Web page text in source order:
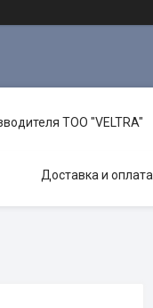
TOO "VELTRA"
Доставка и оплата